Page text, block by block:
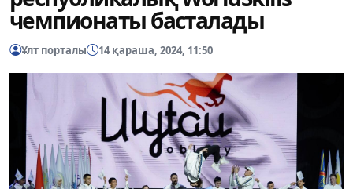
чемпионаты басталады
Ұлт порталы 14 қараша, 2024, 11:50